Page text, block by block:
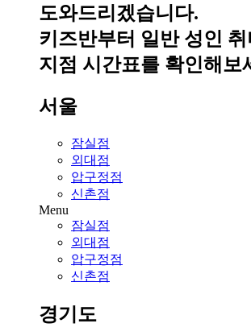
도와드리겠습니다.
키즈반부터 일반 성인
지점 시간표를 확인해보
서울
잠실점
외대점
압구정점
신촌점
Menu
잠실점
외대점
압구정점
신촌점
경기도